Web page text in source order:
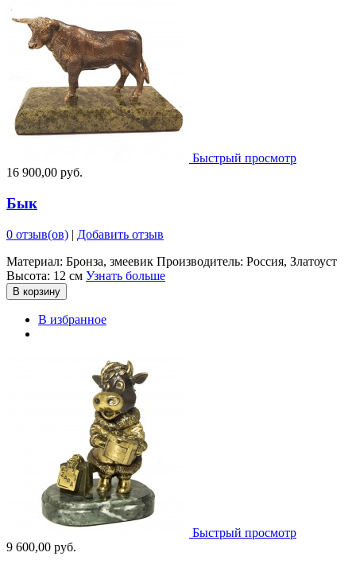
Быстрый просмотр
16 900,00 руб.
Бык
0 отзыв(ов) | Добавить отзыв
Материал: Бронза, змеевик Производитель: Россия, Златоуст
Высота: 12 см Узнать больше
В корзину
В избранное
Быстрый просмотр
9 600,00 руб.